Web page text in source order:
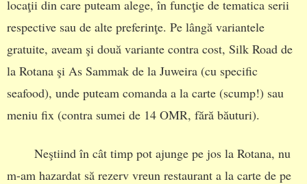
locaţii din care puteam alege, în funcţie de tematica serii
respective sau de alte preferinţe. Pe lângă variantele
gratuite, aveam şi două variante contra cost, Silk Road de
la Rotana şi As Sammak de la Juweira (cu specific
seafood), unde puteam comanda a la carte (scump!) sau
meniu fix (contra sumei de 14 OMR, fără băuturi).
Neştiind în cât timp pot ajunge pe jos la Rotana, nu
m-am hazardat să rezerv vreun restaurant a la carte de pe